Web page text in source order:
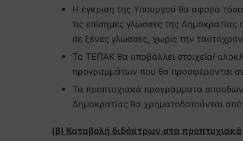
Η έγκριση της Υπουργού θα αφορά
τις επίσημες γλώσσες της
σε ξένες γλώσσες, χωρίς την
Το ΤΕΠΑΚ θα υποβάλλει στοιχεία/
προγραμμάτων που θα προσφέρονται
Τα προπτυχιακά προγράμματα
Δημοκρατίας θα χρηματοδοτούνται
(β) Καταβολή διδάκτρων στα